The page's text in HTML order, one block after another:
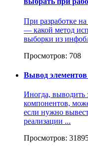
При разработке
— какой метод
выборки из
Просмотров: 708
Вывод
Иногда,
компонентов,
если нужно
реализации ...
Просмотров: